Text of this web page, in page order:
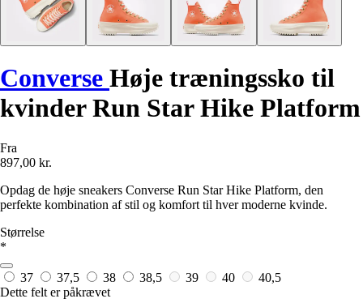
Converse Høje træningssko til
kvinder Run Star Hike Platform
Fra
897,00 kr.
Opdag de høje sneakers Converse Run Star Hike Platform, den
perfekte kombination af stil og komfort til hver moderne kvinde.
Størrelse
*
37 37,5 38 38,5 39 40
40,5
Dette felt er påkrævet